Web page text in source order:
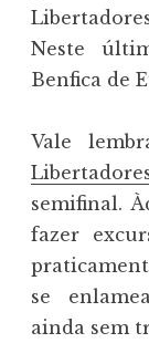
Neste
Benfica de
Vale
semifinal.
fazer
se
ainda sem